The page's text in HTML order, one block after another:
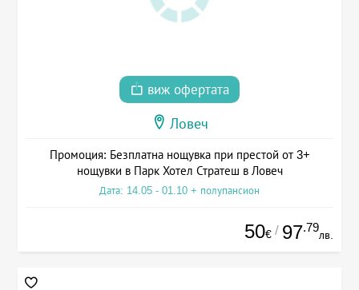
виж офертата
Ловеч
Промоция: Безплатна нощувка при престой от 3+
нощувки в Парк Хотел Стратеш в Ловеч
Дата: 14.05 - 01.10 + полупансион
50€ / 97.79
лв.